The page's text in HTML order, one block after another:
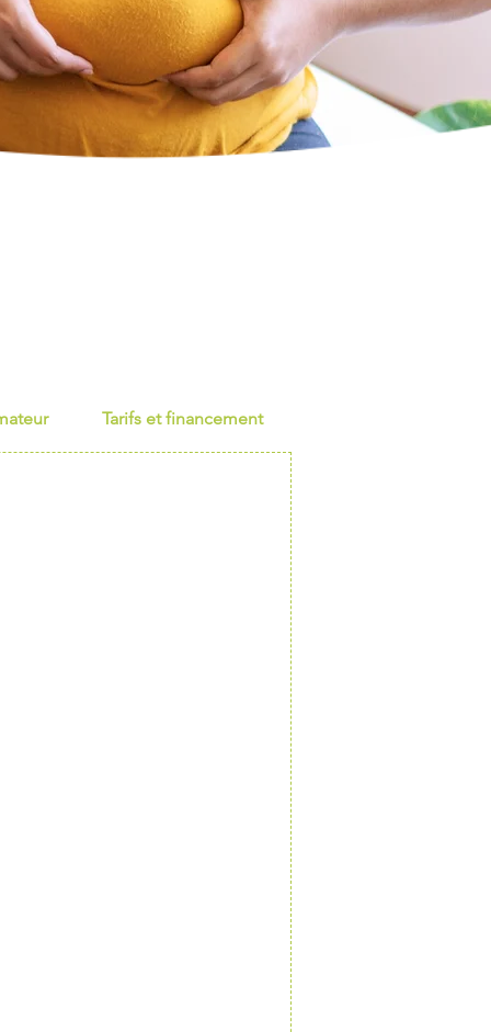
Tarifs et financement